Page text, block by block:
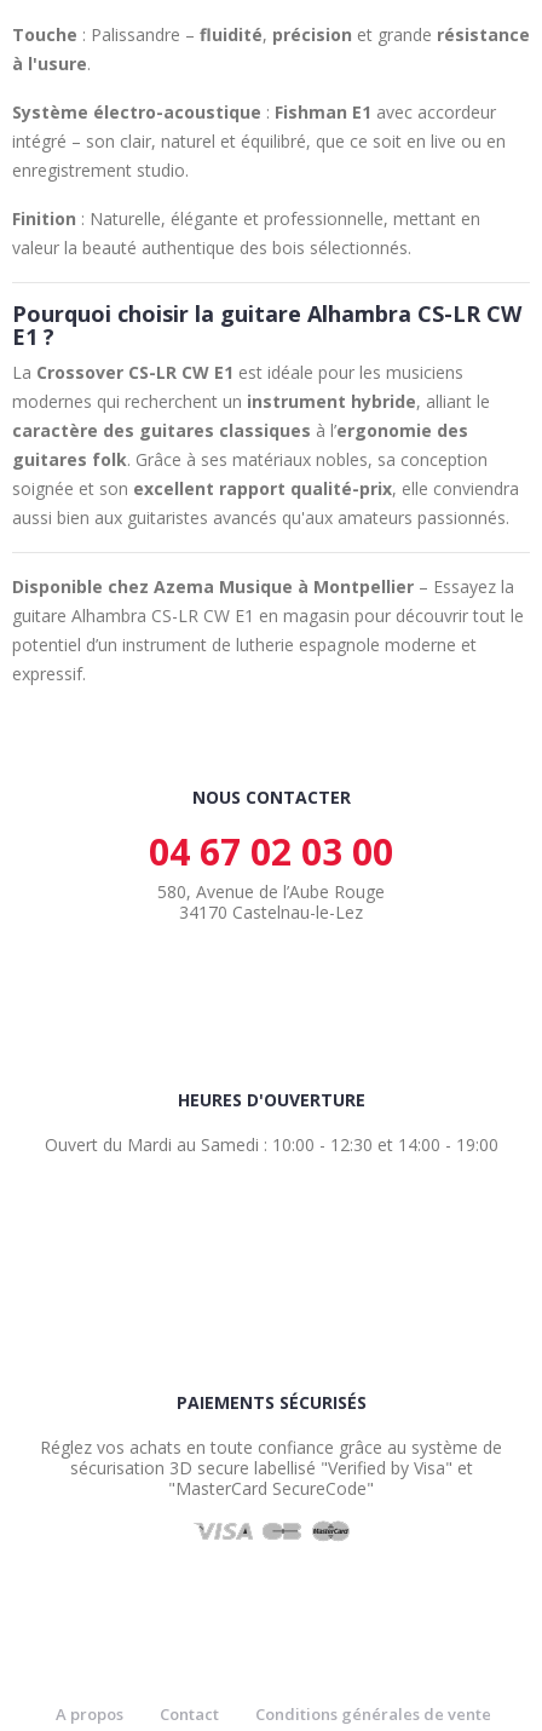
Touche : Palissandre – fluidité, précision et grande résistance
à l'usure.
Système électro-acoustique : Fishman E1 avec accordeur
intégré – son clair, naturel et équilibré, que ce soit en live ou en
enregistrement studio.
Finition : Naturelle, élégante et professionnelle, mettant en
valeur la beauté authentique des bois sélectionnés.
Pourquoi choisir la guitare Alhambra CS-LR CW
E1 ?
La Crossover CS-LR CW E1 est idéale pour les musiciens
modernes qui recherchent un instrument hybride, alliant le
caractère des guitares classiques à l’ergonomie des
guitares folk. Grâce à ses matériaux nobles, sa conception
soignée et son excellent rapport qualité-prix, elle conviendra
aussi bien aux guitaristes avancés qu'aux amateurs passionnés.
Disponible chez Azema Musique à Montpellier – Essayez la
guitare Alhambra CS-LR CW E1 en magasin pour découvrir tout le
potentiel d’un instrument de lutherie espagnole moderne et
expressif.
NOUS CONTACTER
04 67 02 03 00
580, Avenue de l’Aube Rouge
34170 Castelnau-le-Lez
HEURES D'OUVERTURE
Ouvert du Mardi au Samedi : 10:00 - 12:30 et 14:00 - 19:00
PAIEMENTS SÉCURISÉS
Réglez vos achats en toute confiance grâce au système de
sécurisation 3D secure labellisé "Verified by Visa" et
"MasterCard SecureCode"
A propos Contact Conditions générales de vente